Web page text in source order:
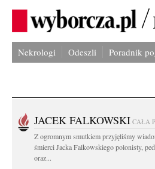
Nekrologi Odeszli Poradnik
JACEK FALKOWSKI CAŁA
Z ogromnym smutkiem przyjęliśmy
śmierci Jacka Falkowskiego polonisty,
oraz...